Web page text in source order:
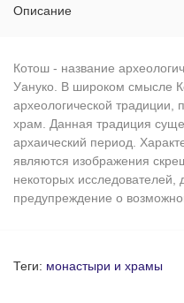
Описание
Котош - название
Уануко. В широком смысле
археологической традиции,
храм. Данная традиция
архаический период.
являются изображения
некоторых
предупреждение о
Теги: монастыри и храмы